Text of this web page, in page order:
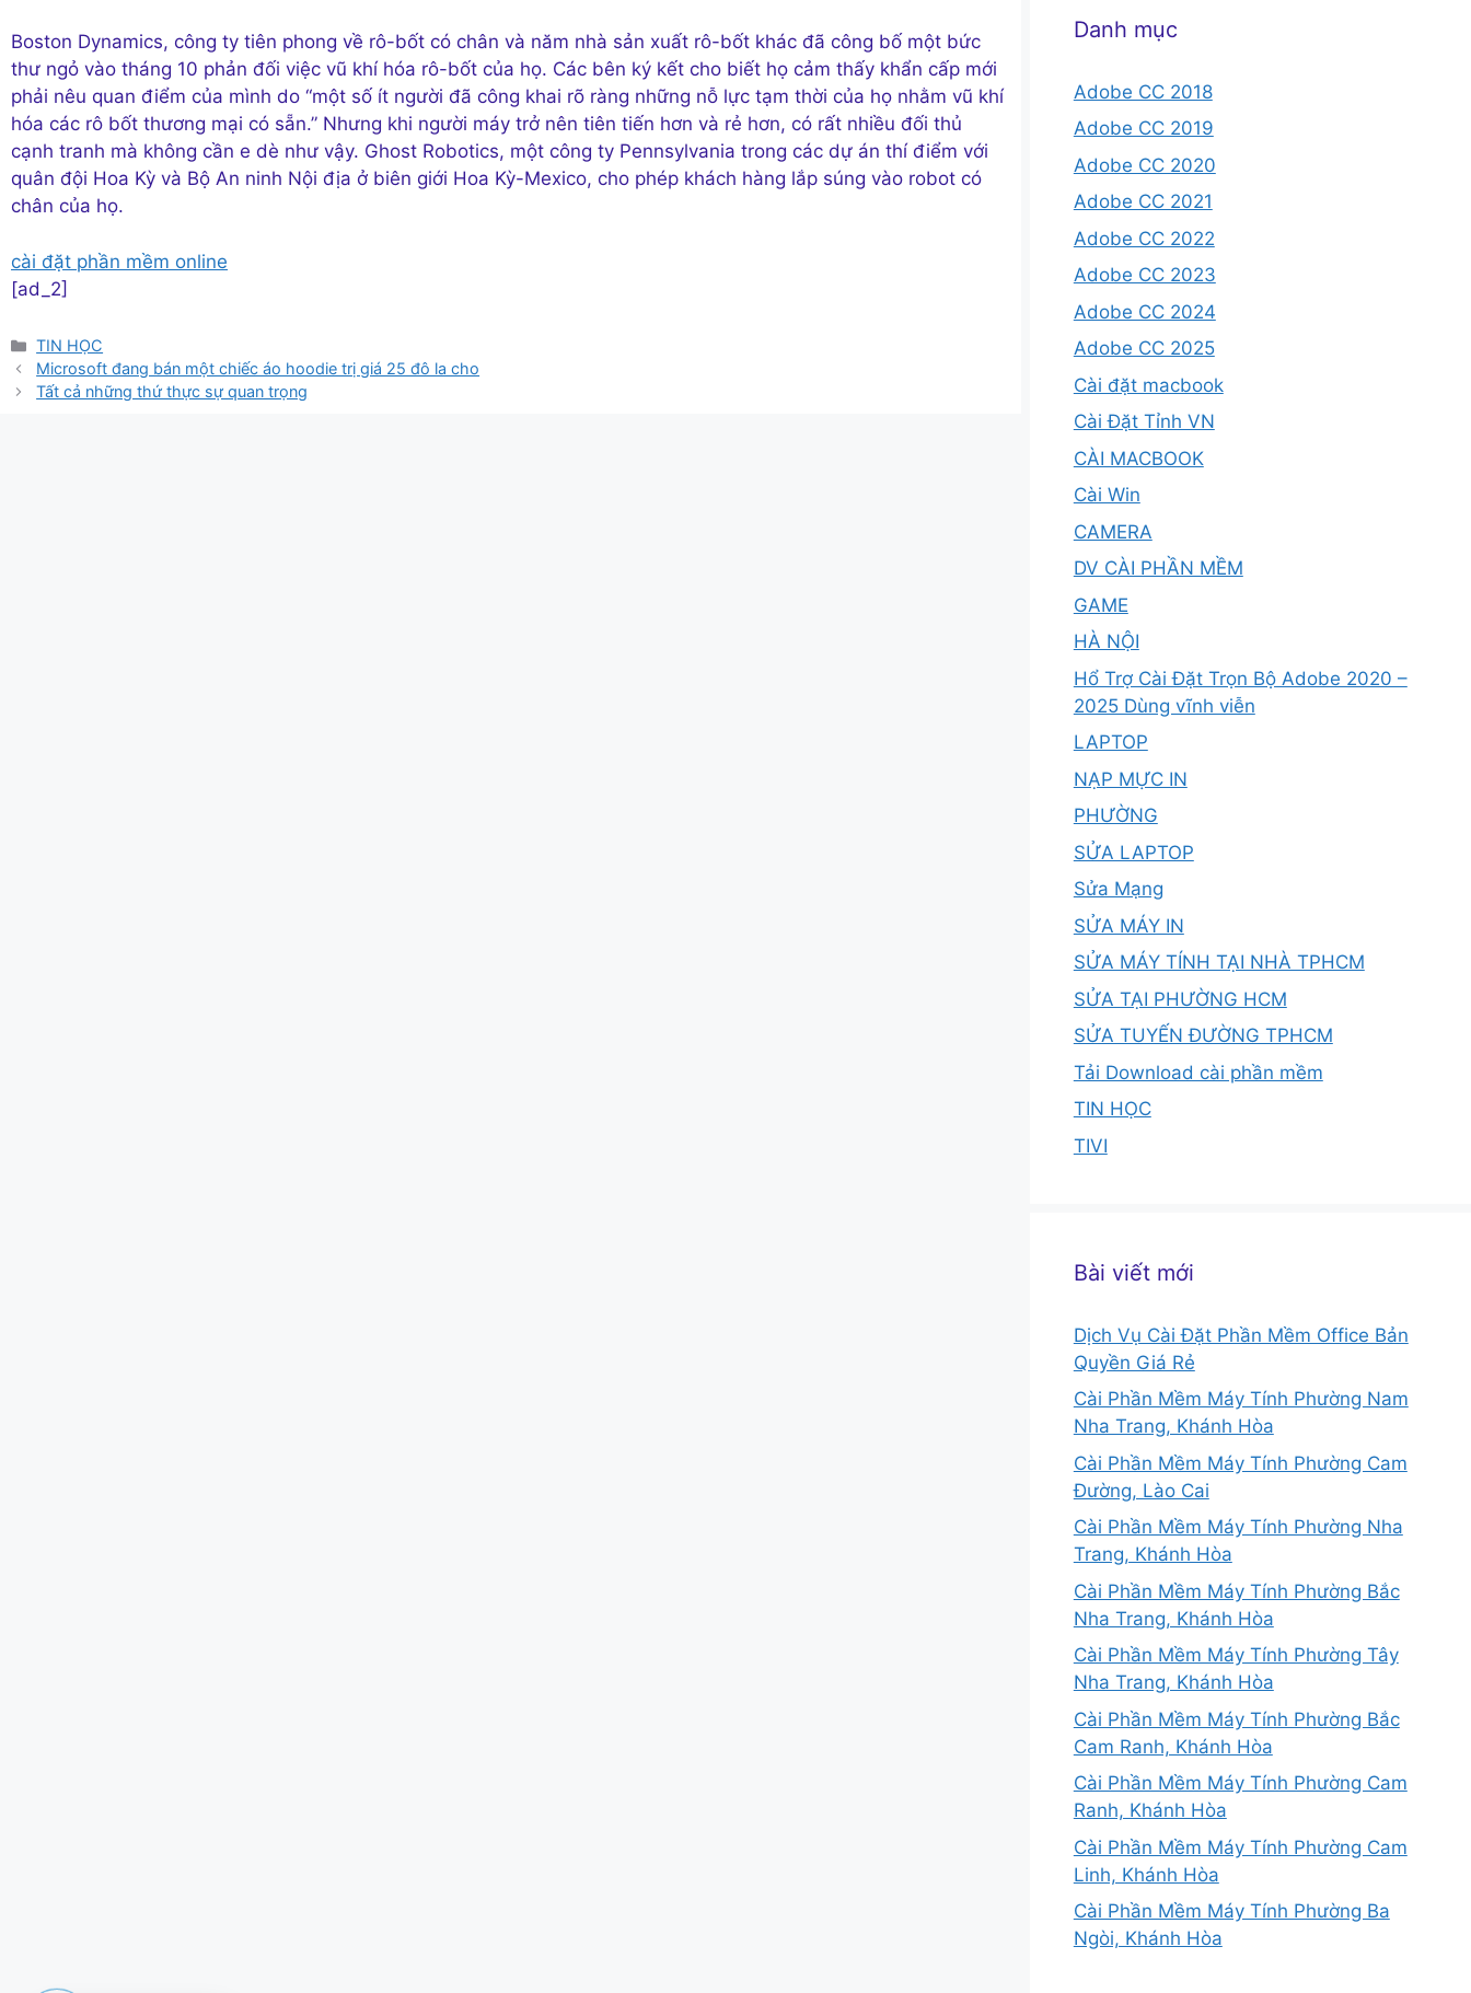
Boston Dynamics, công ty tiên phong về rô-bốt có chân và năm nhà sản xuất rô-bốt khác đã công bố một bức
thư ngỏ vào tháng 10 phản đối việc vũ khí hóa rô-bốt của họ. Các bên ký kết cho biết họ cảm thấy khẩn cấp mới
phải nêu quan điểm của mình do “một số ít người đã công khai rõ ràng những nỗ lực tạm thời của họ nhằm vũ khí
hóa các rô bốt thương mại có sẵn.” Nhưng khi người máy trở nên tiên tiến hơn và rẻ hơn, có rất nhiều đối thủ
cạnh tranh mà không cần e dè như vậy. Ghost Robotics, một công ty Pennsylvania trong các dự án thí điểm với
quân đội Hoa Kỳ và Bộ An ninh Nội địa ở biên giới Hoa Kỳ-Mexico, cho phép khách hàng lắp súng vào robot có
chân của họ.
cài đặt phần mềm online
[ad_2]
Danh
mục
TIN HỌC
Microsoft đang bán một chiếc áo hoodie trị giá 25 đô la cho
Tất cả những thứ thực sự quan trọng
Danh mục
Adobe CC 2018
Adobe CC 2019
Adobe CC 2020
Adobe CC 2021
Adobe CC 2022
Adobe CC 2023
Adobe CC 2024
Adobe CC 2025
Cài đặt macbook
Cài Đặt Tỉnh VN
CÀI MACBOOK
Cài Win
CAMERA
DV CÀI PHẦN MỀM
GAME
HÀ NỘI
Hổ Trợ Cài Đặt Trọn Bộ Adobe 2020 –
2025 Dùng vĩnh viễn
LAPTOP
NẠP MỰC IN
PHƯỜNG
SỬA LAPTOP
Sửa Mạng
SỬA MÁY IN
SỬA MÁY TÍNH TẠI NHÀ TPHCM
SỬA TẠI PHƯỜNG HCM
SỬA TUYẾN ĐƯỜNG TPHCM
Tải Download cài phần mềm
TIN HỌC
TIVI
Bài viết mới
Dịch Vụ Cài Đặt Phần Mềm Office Bản
Quyền Giá Rẻ
Cài Phần Mềm Máy Tính Phường Nam
Nha Trang, Khánh Hòa
Cài Phần Mềm Máy Tính Phường Cam
Đường, Lào Cai
Cài Phần Mềm Máy Tính Phường Nha
Trang, Khánh Hòa
Cài Phần Mềm Máy Tính Phường Bắc
Nha Trang, Khánh Hòa
Cài Phần Mềm Máy Tính Phường Tây
Nha Trang, Khánh Hòa
Cài Phần Mềm Máy Tính Phường Bắc
Cam Ranh, Khánh Hòa
Cài Phần Mềm Máy Tính Phường Cam
Ranh, Khánh Hòa
Cài Phần Mềm Máy Tính Phường Cam
Linh, Khánh Hòa
Cài Phần Mềm Máy Tính Phường Ba
Ngòi, Khánh Hòa